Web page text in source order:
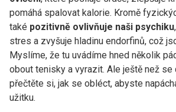
pomáhá spalovat kalorie. Kromě
také pozitivně ovlivňuje naši psychiku
stres a zvyšuje hladinu endorfinů, což
Myslíme, že tu uvádíme hned několik
obout tenisky a vyrazit. Ale ještě než
přečtěte si, jak se obléct, abyste
užitku.